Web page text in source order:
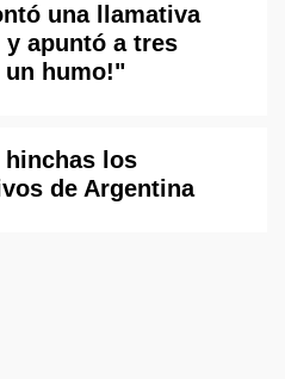
una llamativa
apuntó a tres
un humo!"
hinchas los
de Argentina